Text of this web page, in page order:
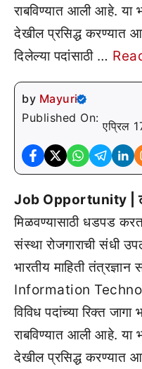
राबविण्यात आली आहे. या
देखील प्रसिद्ध करण्यात
दिलेल्या पदांसाठी …
by Mayuri
Published On:
एप्रिल
Job Opportunity |
मिळवण्यासाठी धडपड
संस्था रोजगाराची संधी
भारतीय माहिती
Information
विविध पदांच्या रिक्त जागा
राबविण्यात आली आहे. या
देखील प्रसिद्ध करण्यात